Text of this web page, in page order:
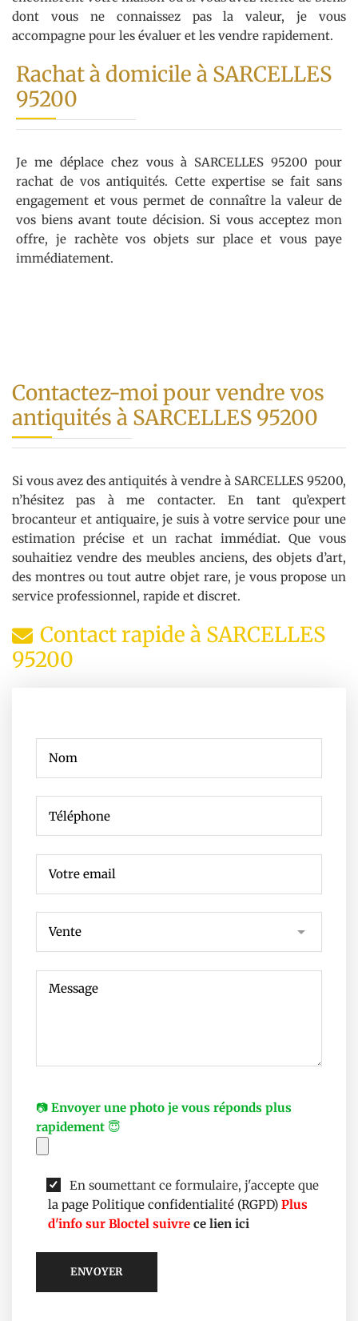
dont vous ne connaissez pas la valeur, je vous
accompagne pour les évaluer et les vendre rapidement.
Rachat à domicile à SARCELLES
95200
Je me déplace chez vous à SARCELLES 95200 pour
rachat de vos antiquités. Cette expertise se fait sans
engagement et vous permet de connaître la valeur de
vos biens avant toute décision. Si vous acceptez mon
offre, je rachète vos objets sur place et vous paye
immédiatement.
Contactez-moi pour vendre vos
antiquités à SARCELLES 95200
Si vous avez des antiquités à vendre à SARCELLES 95200,
n’hésitez pas à me contacter. En tant qu’expert
brocanteur et antiquaire, je suis à votre service pour une
estimation précise et un rachat immédiat. Que vous
souhaitiez vendre des meubles anciens, des objets d’art,
des montres ou tout autre objet rare, je vous propose un
service professionnel, rapide et discret.
Contact rapide à SARCELLES
95200
📷 Envoyer une photo je vous réponds plus
rapidement 😇
En soumettant ce formulaire, j'accepte que
la page Politique confidentialité (RGPD) Plus
d'info sur Bloctel suivre ce lien ici